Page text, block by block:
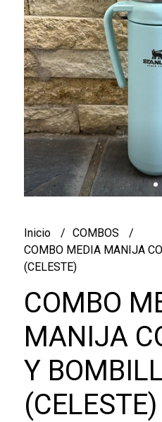
Inicio
COMBOS
COMBO MEDIA MANIJA
(CELESTE)
COMBO
MANIJA
Y
(CELESTE)